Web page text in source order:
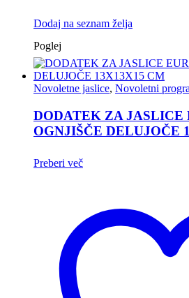
Dodaj na seznam želja
Poglej
Novoletne jaslice, Novoletni
DODATEK ZA JASLICE
OGNJIŠČE DELUJOČE
Preberi več